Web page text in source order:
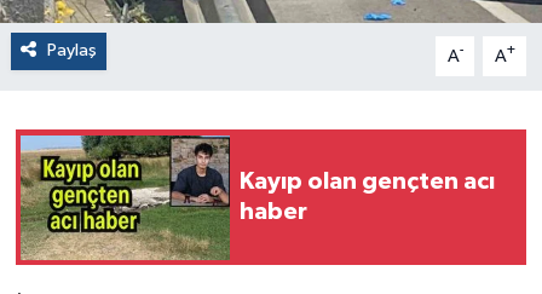
Paylaş A- A+
Kayıp olan gençten acı
haber